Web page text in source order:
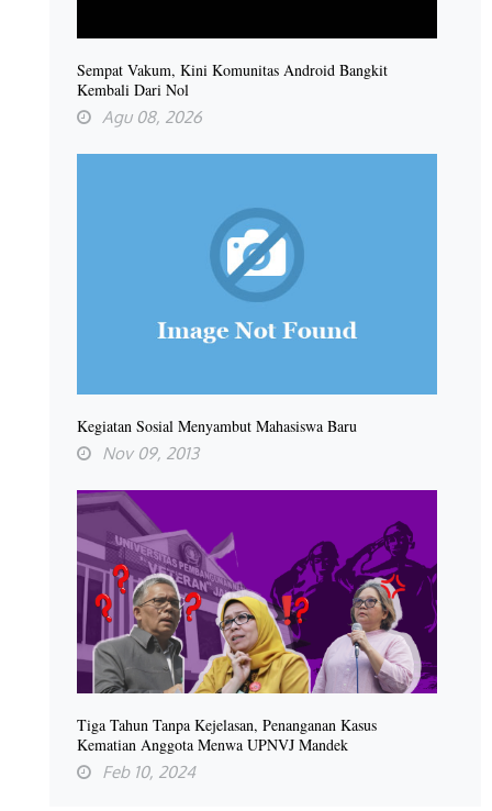
Sempat Vakum, Kini Komunitas Android Bangkit
Kembali Dari Nol
Agu 08, 2026
Kegiatan Sosial Menyambut Mahasiswa Baru
Nov 09, 2013
Tiga Tahun Tanpa Kejelasan, Penanganan Kasus
Kematian Anggota Menwa UPNVJ Mandek
Feb 10, 2024